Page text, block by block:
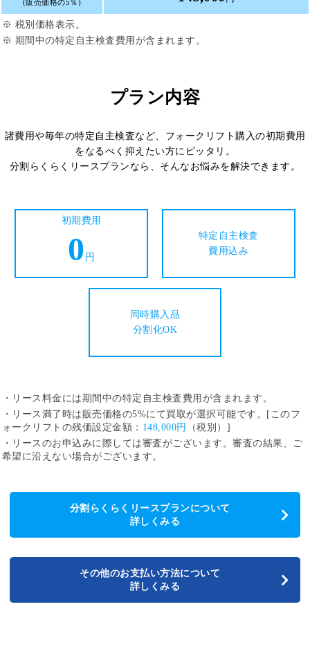
(販売価格の5％)
※ 税別価格表示。
※ 期間中の特定自主検査費用が含まれます。
プラン内容
諸費用や毎年の特定自主検査など、フォークリフト購入の初期費用
をなるべく抑えたい方にピッタリ。
分割らくらくリースプランなら、そんなお悩みを解決できます。
初期費用
0 円
特定自主検査
費用込み
同時購入品
分割化OK
・リース料金には期間中の特定自主検査費用が含まれます。
・リース満了時は販売価格の5%にて買取が選択可能です。[このフ
ォークリフトの残価設定金額： 148,000円
（税別）]
・リースのお申込みに際しては審査がございます。審査の結果、ご
希望に沿えない場合がございます。
分割らくらくリースプランについて
詳しくみる
その他のお支払い方法について
詳しくみる